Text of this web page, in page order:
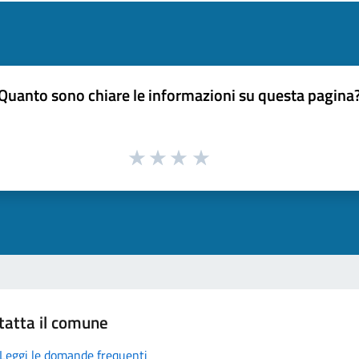
sono chiare le informazioni su questa
il comune
Leggi le domande frequenti